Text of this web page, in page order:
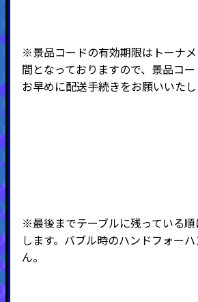
※景品コードの有効期限はトーナ
間となっておりますので、景品コ
お早めに配送手続きをお願いいたし
※最後までテーブルに残っている
します。バブル時のハンドフォー
ん。